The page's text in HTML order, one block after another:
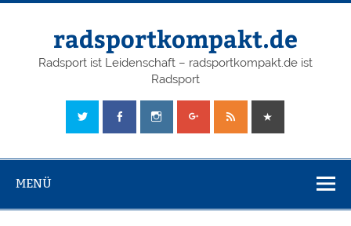
radsportkompakt.de
Radsport ist Leidenschaft – radsportkompakt.de ist
Radsport
MENÜ